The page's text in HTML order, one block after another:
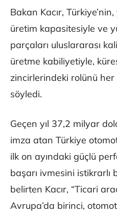
Bakan Kacır,
üretim kapasitesiyle ve
parçaları uluslararası
üretme kabiliyetiyle,
zincirlerindeki rolünü her
söyledi.
Geçen yıl 37,2 milyar
imza atan Türkiye
ilk on ayındaki güçlü
başarı ivmesini
belirten Kacır, “Ticari
Avrupa’da birinci,